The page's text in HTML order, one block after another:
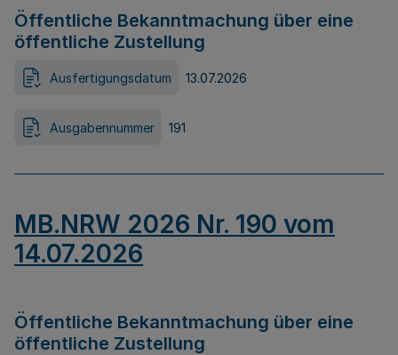
Öffentliche Bekanntmachung über eine
öffentliche Zustellung
Ausfertigungsdatum 13.07.2026
Ausgabennummer 191
MB.NRW 2026 Nr. 190 vom
14.07.2026
Öffentliche Bekanntmachung über eine
öffentliche Zustellung